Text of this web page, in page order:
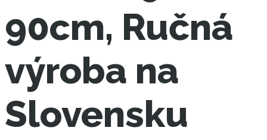
90cm, Ručná
výroba na
Slovensku